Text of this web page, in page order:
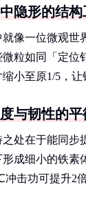
隐形的结
像一位微观世
粒如同「定位
小至原1/5，
与韧性的平
之处在于能同
成细小的铁素
击功可提升2